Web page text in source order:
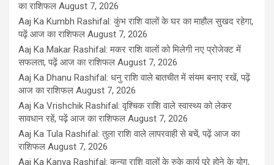
का राशिफल August 7, 2026
Aaj Ka Kumbh Rashifal: कुंभ राशि वालों के घर का माहौल सुखद रहेगा,
पढ़ें आज का राशिफल August 7, 2026
Aaj Ka Makar Rashifal: मकर राशि वालों को मिलेगी नए प्रोजेक्ट में
सफलता, पढ़ें आज का राशिफल August 7, 2026
Aaj Ka Dhanu Rashifal: धनु राशि वाले बातचीत में संयम बनाए रखें, पढ़ें
आज का राशिफल August 7, 2026
Aaj Ka Vrishchik Rashifal: वृश्चिक राशि वाले स्वास्थ्य को लेकर
सावधान रहें, पढ़ें आज का राशिफल August 7, 2026
Aaj Ka Tula Rashifal: तुला राशि वाले लापरवाही से बचें, पढ़ें आज का
राशिफल August 7, 2026
Aaj Ka Kanya Rashifal: कन्या राशि वालों के रुके कार्य पूरे होने के योग,